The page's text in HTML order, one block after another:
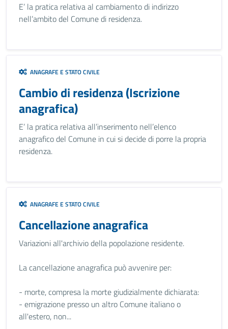
E’ la pratica relativa al cambiamento di indirizzo
nell’ambito del Comune di residenza.
ANAGRAFE E STATO CIVILE
Cambio di residenza (Iscrizione
anagrafica)
E’ la pratica relativa all’inserimento nell’elenco
anagrafico del Comune in cui si decide di porre la propria
residenza.
ANAGRAFE E STATO CIVILE
Cancellazione anagrafica
Variazioni all'archivio della popolazione residente.
La cancellazione anagrafica può avvenire per:
- morte, compresa la morte giudizialmente dichiarata:
- emigrazione presso un altro Comune italiano o
all'estero, non...